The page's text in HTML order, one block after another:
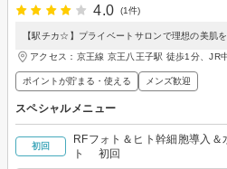
4.0
(1件)
【駅チカ☆】プライベートサロンで理想の美肌
アクセス：京王線 京王八王子駅 徒歩1分、JR
ポイントが貯まる・使える メンズ歓迎
スペシャルメニュー
初回
RFフォト＆ヒト幹細胞導入＆
ト 初回